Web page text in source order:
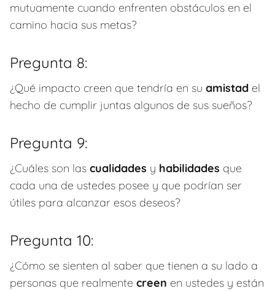
mutuamente cuando enfrenten obstáculos en el
camino hacia sus metas?
Pregunta 8:
¿Qué impacto creen que tendría en su amistad el
hecho de cumplir juntas algunos de sus sueños?
Pregunta 9:
¿Cuáles son las cualidades y habilidades que
cada una de ustedes posee y que podrían ser
útiles para alcanzar esos deseos?
Pregunta 10:
¿Cómo se sienten al saber que tienen a su lado a
personas que realmente creen en ustedes y están